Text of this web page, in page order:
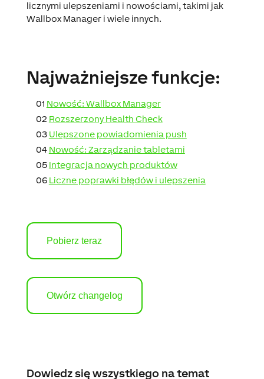
licznymi ulepszeniami i nowościami, takimi jak
Wallbox Manager i wiele innych.
Najważniejsze funkcje:
01 Nowość: Wallbox Manager
02 Rozszerzony Health Check
03 Ulepszone powiadomienia push
04 Nowość: Zarządzanie tabletami
05 Integracja nowych produktów
06 Liczne poprawki błędów i ulepszenia
Pobierz teraz
Otwórz changelog
Dowiedz się wszystkiego na temat